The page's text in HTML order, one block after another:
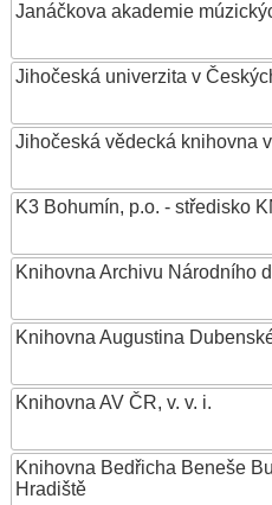
Janáčkova akademie
Jihočeská univerzita v
Jihočeská vědecká knihovna
K3 Bohumín, p.o. - středisko
Knihovna Archivu Národního
Knihovna Augustina
Knihovna AV ČR, v. v. i.
Knihovna Bedřicha Beneše
Hradiště